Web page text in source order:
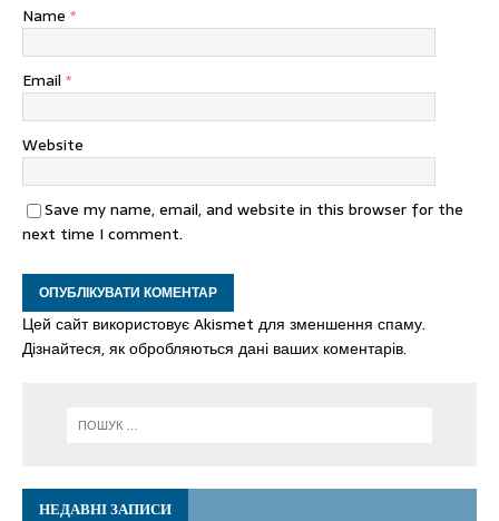
Name *
Email *
Website
Save my name, email, and website in this browser for the
next time I comment.
Цей сайт використовує Akismet для зменшення спаму.
Дізнайтеся, як обробляються дані ваших коментарів.
НЕДАВНІ ЗАПИСИ